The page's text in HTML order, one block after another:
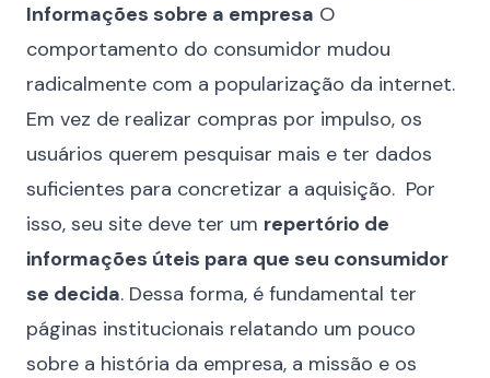
Informações sobre a empresa O
comportamento do consumidor mudou
radicalmente com a popularização da internet.
Em vez de realizar compras por impulso, os
usuários querem pesquisar mais e ter dados
suficientes para concretizar a aquisição. Por
isso, seu site deve ter um repertório de
informações úteis para que seu consumidor
se decida. Dessa forma, é fundamental ter
páginas institucionais relatando um pouco
sobre a história da empresa, a missão e os